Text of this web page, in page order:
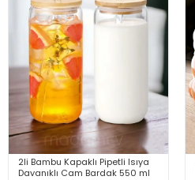
2li Bambu Kapaklı Pipetli Isıya
Dayanıklı Cam Bardak 550 ml